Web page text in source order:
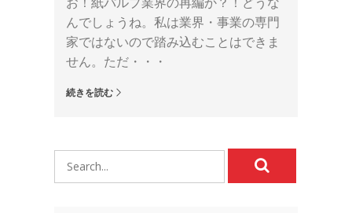
んでしょうね。私は業界・事業の専門
家ではないので踏み込むことはできま
せん。ただ・・・
続きを読む